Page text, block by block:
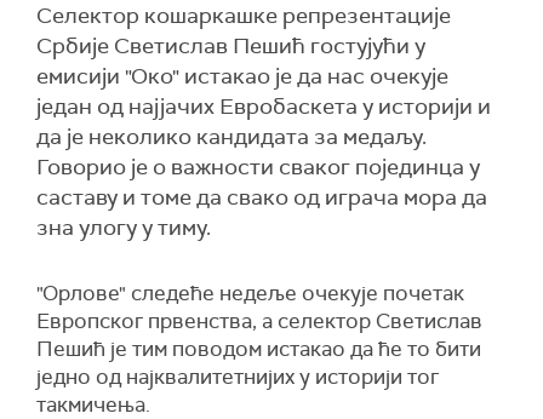
Селектор кошаркашке репрезентације
Србије Светислав Пешић гостујући у
емисији "Око" истакао је да нас очекује
један од најјачих Евробаскета у историји и
да је неколико кандидата за медаљу.
Говорио је о важности сваког појединца у
саставу и томе да свако од играча мора да
зна улогу у тиму.
"Орлове" следеће недеље очекује почетак
Европског првенства, а селектор Светислав
Пешић је тим поводом истакао да ће то бити
једно од најквалитетнијих у историји тог
такмичења.